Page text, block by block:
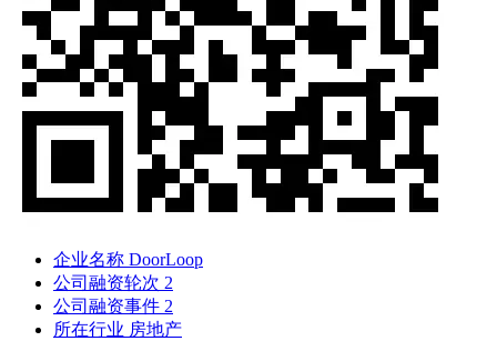
企业名称 DoorLoop
公司融资轮次 2
公司融资事件 2
所在行业 房地产